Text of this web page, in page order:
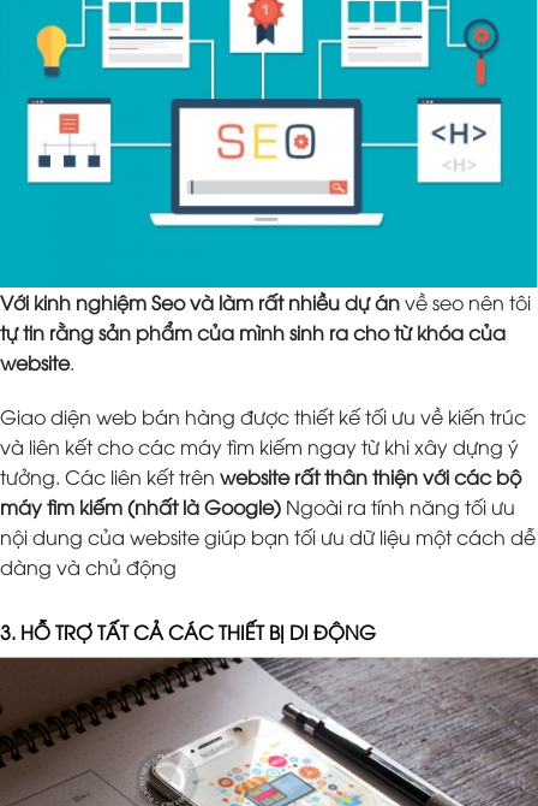
Với kinh nghiệm Seo và làm rất nhiều dự ánvề seo nên tôi
tự tin rằng sản phẩm của mình sinh ra cho từ khóa của
website.
Giao diện web bán hàng được thiết kế tối ưu về kiến trúc
và liên kết cho các máy tìm kiếm ngay từ khi xây dựng ý
tưởng. Các liên kết trên website rất thân thiện với các bộ
máy tìm kiếm (nhất là Google) Ngoài ra tính năng tối ưu
nội dung của website giúp bạn tối ưu dữ liệu một cách dễ
dàng và chủ động
3. HỖ TRỢ TẤT CẢ CÁC THIẾT BỊ DI ĐỘNG